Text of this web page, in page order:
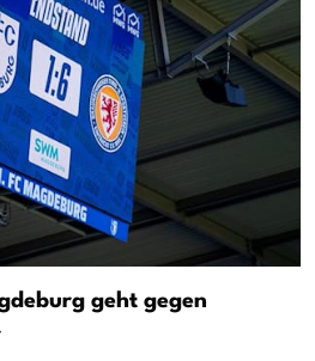
geht gegen